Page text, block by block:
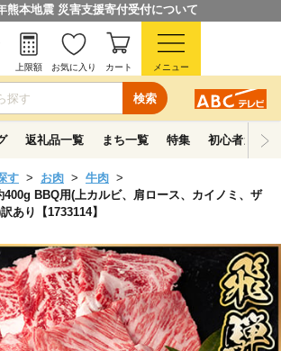
熊本地震 災害支援寄付受付について
検索
上限額 お気に入り カート メニュー
返礼品一覧 まち一覧 特集 初心者ガイド
す お肉
牛肉
BBQ用(上カルビ、肩ロース、カイノミ、ザ
あり【1733114】